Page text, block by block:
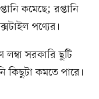
কমেছে; রপ্তানি
পণ্যের।
লম্বা সরকারি ছুটি
কিছুটা কমতে পারে।